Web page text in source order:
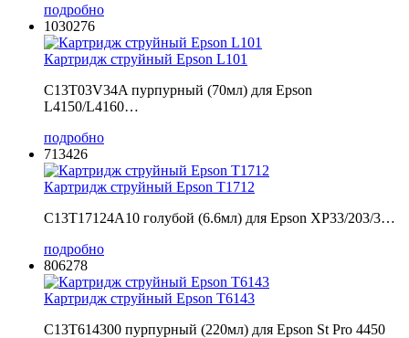
подробно
1030276
Картридж струйный Epson L101
C13T03V34A пурпурный (70мл) для Epson
L4150/L4160…
подробно
713426
Картридж струйный Epson T1712
C13T17124A10 голубой (6.6мл) для Epson XP33/203/3…
подробно
806278
Картридж струйный Epson T6143
C13T614300 пурпурный (220мл) для Epson St Pro 4450